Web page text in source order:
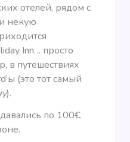
отелей, рядом с
некую
Inn… просто
в путешествиях
(это тот самый
).
по 100€.